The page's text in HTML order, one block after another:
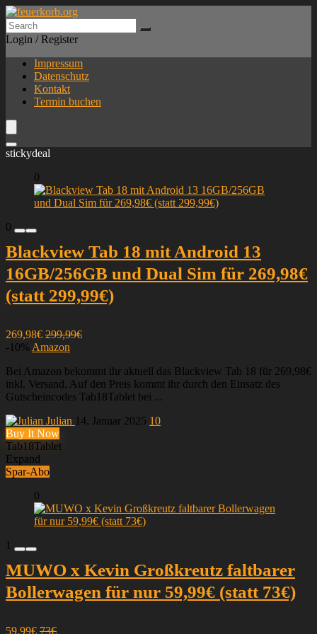
Login / Register
Impressum
Datenschutz
Kontakt
Termin buchen
stickydeal
0
0
Blackview Tab 18 mit Android 13
16GB/256GB und Dual Sim für 269,98€
(statt 299,99€)
269,98€ 299,99€
-10% Amazon
Bei Amazon bekommt ihr aktuell das Blackview Tab 18 für 269,98€
inkl. Versand. Auf den Preis kommt ihr durch den Einsatz des
Gutscheincodes Tab18Tablet bei ...
Julian 14. Januar 2025 10
Buy It Now
Tab18Tablet
Expand
Spar-Abo
0
1
MUWO x Kevin Großkreutz faltbarer
Bollerwagen für nur 59,99€ (statt 73€)
59,99€ 73€